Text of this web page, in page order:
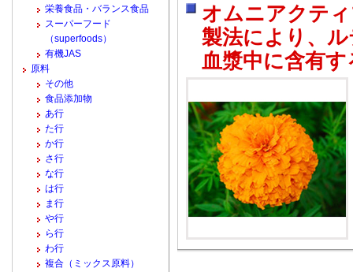
オムニアクテ
製法により、
血漿中に含有
栄養食品・バランス食品
スーパーフード
（superfoods）
有機JAS
原料
その他
食品添加物
あ行
た行
か行
さ行
な行
は行
ま行
や行
ら行
わ行
複合（ミックス原料）